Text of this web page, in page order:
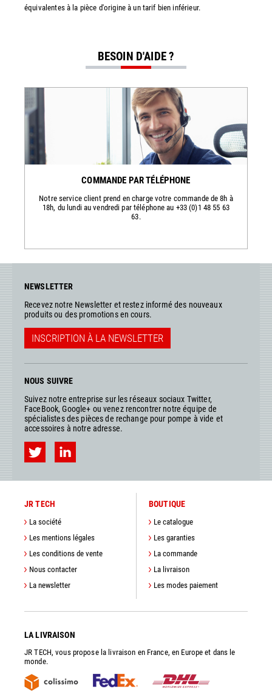
équivalentes à la pièce d'origine à un tarif bien inférieur.
BESOIN D'AIDE ?
COMMANDE PAR TÉLÉPHONE
Notre service client prend en charge votre commande de 8h à
18h, du lundi au vendredi par téléphone au +33 (0)1 48 55 63
63.
NEWSLETTER
Recevez notre Newsletter et restez informé des nouveaux
produits ou des promotions en cours.
INSCRIPTION À LA NEWSLETTER
NOUS SUIVRE
Suivez notre entreprise sur les réseaux sociaux Twitter,
FaceBook, Google+ ou venez rencontrer notre équipe de
spécialistes des pièces de rechange pour pompe à vide et
accessoires à notre adresse.
JR TECH
La société
Les mentions légales
Les conditions de vente
Nous contacter
La newsletter
BOUTIQUE
Le catalogue
Les garanties
La commande
La livraison
Les modes paiement
LA LIVRAISON
JR TECH, vous propose la livraison en France, en Europe et dans le
monde.